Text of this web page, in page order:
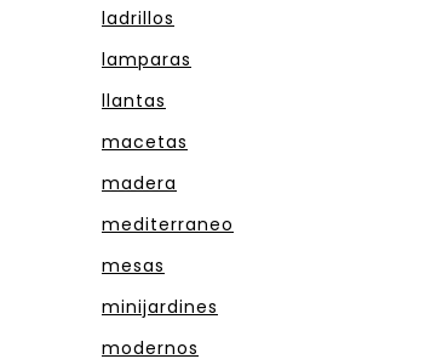
ladrillos
lamparas
llantas
macetas
madera
mediterraneo
mesas
minijardines
modernos